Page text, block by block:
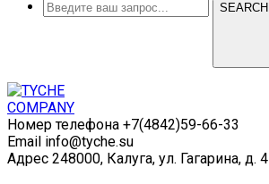
SEARCH
Номер телефона +7(4842)59-66-33
Email info@tyche.su
Адрес 248000, Калуга, ул. Гагарина, д. 4